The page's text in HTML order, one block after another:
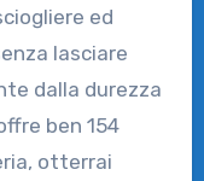
ed
lasciare
dalla durezza
ben 154
otterrai